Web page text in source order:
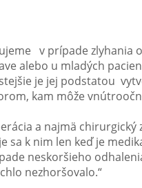
v prípade zlyhania
alebo u mladých
je jej podstatou
kam môže
a najmä
sa k nim len keď je
neskoršieho
nezhoršovalo.“